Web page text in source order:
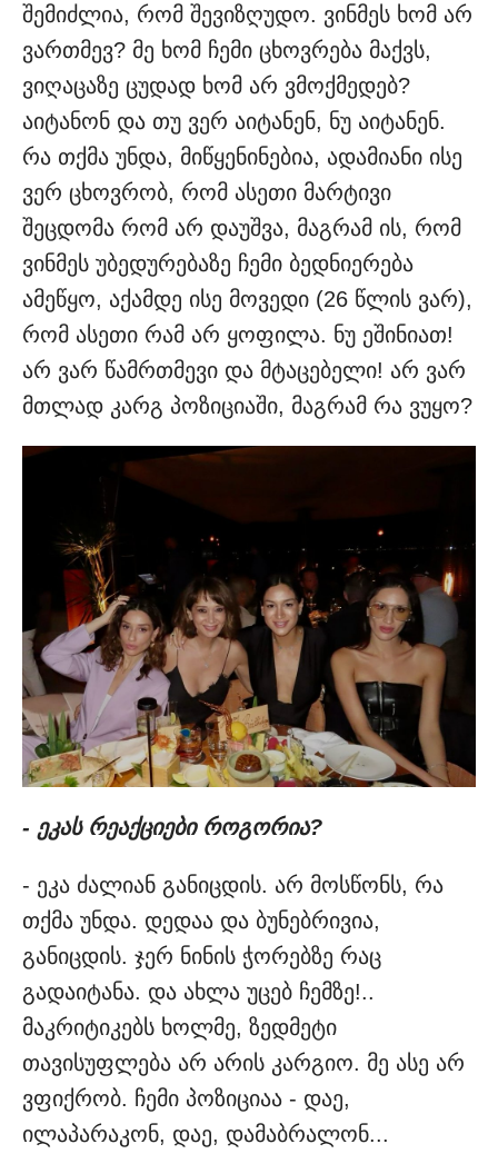
შემიძლია, რომ შევიზღუდო. ვინმეს ხომ არ
ვართმევ? მე ხომ ჩემი ცხოვრება მაქვს,
ვიღაცაზე ცუდად ხომ არ ვმოქმედებ?
აიტანონ და თუ ვერ აიტანენ, ნუ აიტანენ.
რა თქმა უნდა, მიწყენინებია, ადამიანი ისე
ვერ ცხოვრობ, რომ ასეთი მარტივი
შეცდომა რომ არ დაუშვა, მაგრამ ის, რომ
ვინმეს უბედურებაზე ჩემი ბედნიერება
ამეწყო, აქამდე ისე მოვედი (26 წლის ვარ),
რომ ასეთი რამ არ ყოფილა. ნუ ეშინიათ!
არ ვარ წამრთმევი და მტაცებელი! არ ვარ
მთლად კარგ პოზიციაში, მაგრამ რა ვუყო?
- ეკას რეაქციები როგორია?
- ეკა ძალიან განიცდის. არ მოსწონს, რა
თქმა უნდა. დედაა და ბუნებრივია,
განიცდის. ჯერ ნინის ჭორებზე რაც
გადაიტანა. და ახლა უცებ ჩემზე!..
მაკრიტიკებს ხოლმე, ზედმეტი
თავისუფლება არ არის კარგიო. მე ასე არ
ვფიქრობ. ჩემი პოზიციაა - დაე,
ილაპარაკონ, დაე, დამაბრალონ...